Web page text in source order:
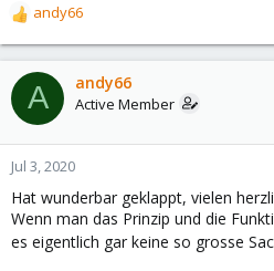
R
e
a
c
t
o
n
s
:
andy66
A andy66
Active Member
Jul 3, 2020
Hat wunderbar geklappt, vielen
Wenn man das Prinzip und die
es eigentlich gar keine so grosse